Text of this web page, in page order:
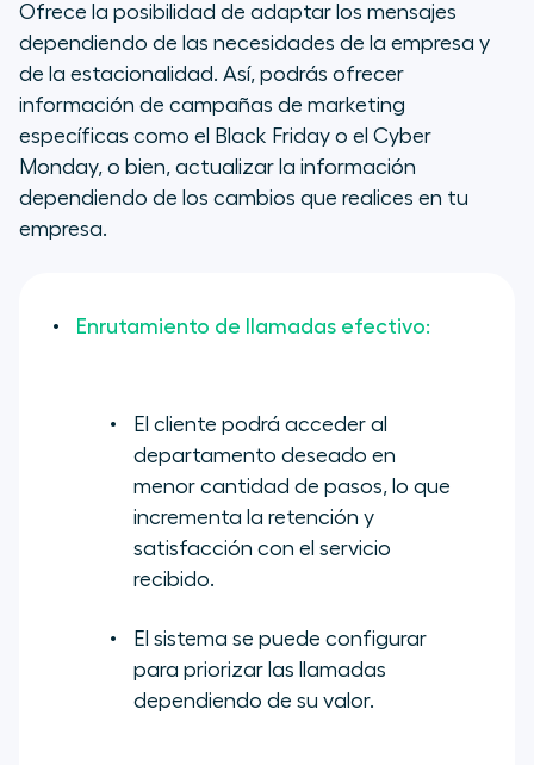
Ofrece la posibilidad de adaptar los mensajes
dependiendo de las necesidades de la empresa y
de la estacionalidad. Así, podrás ofrecer
información de campañas de marketing
específicas como el Black Friday o el Cyber
Monday, o bien, actualizar la información
dependiendo de los cambios que realices en tu
empresa.
Enrutamiento de llamadas efectivo:
El cliente podrá acceder al
departamento deseado en
menor cantidad de pasos, lo que
incrementa la retención y
satisfacción con el servicio
recibido.
El sistema se puede configurar
para priorizar las llamadas
dependiendo de su valor.